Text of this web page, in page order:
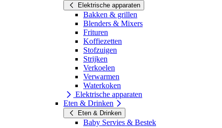
Elektrische apparaten
Bakken & grillen
Blenders & Mixers
Frituren
Koffiezetten
Stofzuigen
Strijken
Verkoelen
Verwarmen
Waterkoken
Elektrische apparaten
Eten & Drinken
Eten & Drinken
Baby Servies & Bestek